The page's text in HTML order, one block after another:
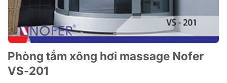
Phòng tắm xông hơi massage Nofer
VS-201